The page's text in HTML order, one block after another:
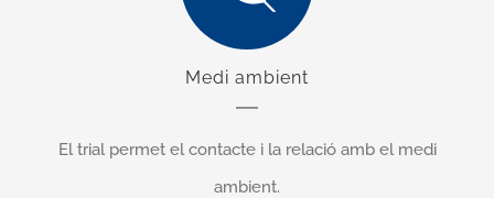
Medi ambient
El trial permet el contacte i la relació amb el medi
ambient.